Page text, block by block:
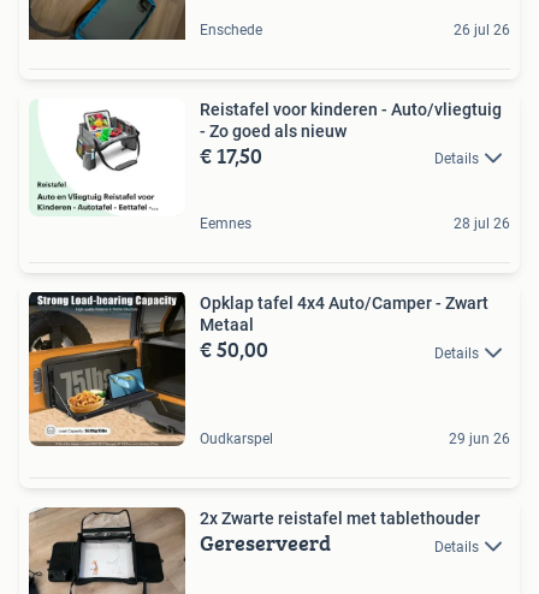
Enschede 26 jul 26
Reistafel voor kinderen - Auto/vliegtuig
- Zo goed als nieuw
€ 17,50 Details
Eemnes 28 jul 26
Opklap tafel 4x4 Auto/Camper - Zwart
Metaal
€ 50,00 Details
Oudkarspel 29 jun 26
2x Zwarte reistafel met tablethouder
Gereserveerd Details